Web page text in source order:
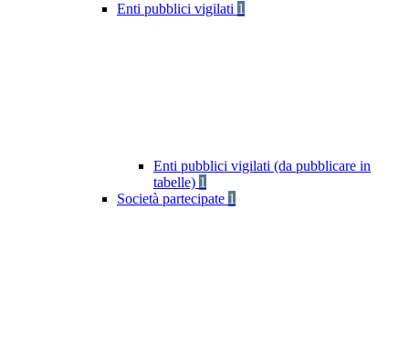
Enti pubblici vigilati 1
Enti pubblici vigilati (da pubblicare in
tabelle) 1
Società partecipate 1